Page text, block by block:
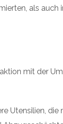
als
mit der
Utensilien,